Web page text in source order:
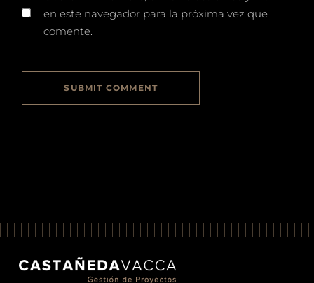
en este navegador para la próxima vez que
comente.
SUBMIT COMMENT